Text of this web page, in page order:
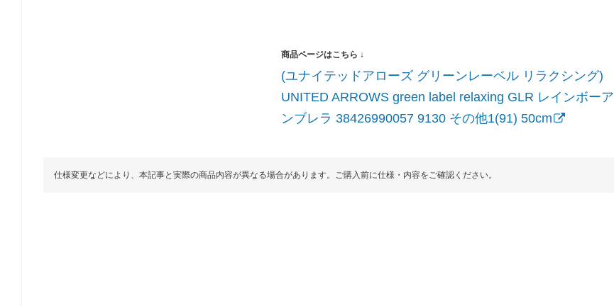
(ユナイテッドアローズ グリーンレーベル リラクシング)
UNITED ARROWS green label relaxing GLR レインボーア
ンブレラ 38426990057 9130 その他1(91) 50cm
仕様変更などにより、本記事と実際の商品内容が異なる場合があります。ご購入前に仕様・内容をご確認ください。